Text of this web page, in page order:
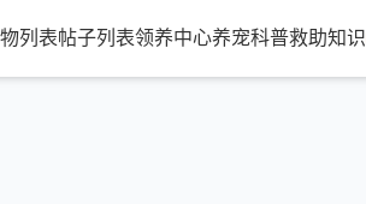
列表帖子列表领养中心养宠科普救助知识